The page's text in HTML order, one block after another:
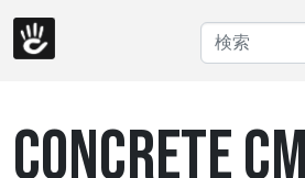
CONCRETE